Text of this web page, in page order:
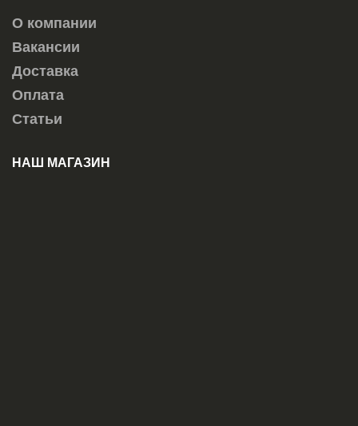
О компании
Вакансии
Доставка
Оплата
Статьи
НАШ МАГАЗИН